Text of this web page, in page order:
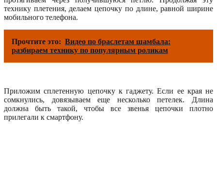
технику плетения, делаем цепочку по длине, равной ширине
мобильного телефона.
Прочтите это: Видео по браслетам шамбала:
разбираем технику по популярным роликам
Приложим сплетенную цепочку к гаджету. Если ее края не
сомкнулись, довязываем еще несколько петелек. Длина
должна быть такой, чтобы все звенья цепочки плотно
прилегали к смартфону.